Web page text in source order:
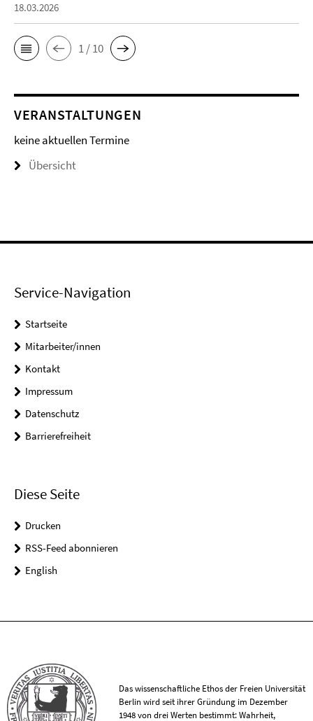
18.03.2026
1 / 10
VERANSTALTUNGEN
keine aktuellen Termine
Übersicht
Service-Navigation
Startseite
Mitarbeiter/innen
Kontakt
Impressum
Datenschutz
Barrierefreiheit
Diese Seite
Drucken
RSS-Feed abonnieren
English
Das wissenschaftliche Ethos der Freien Universität
Berlin wird seit ihrer Gründung im Dezember
1948 von drei Werten bestimmt: Wahrheit,